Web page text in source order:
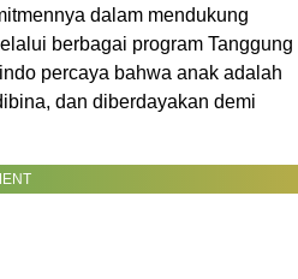
dalam mendukung
berbagai program Tanggung
percaya bahwa anak adalah
dan diberdayakan demi